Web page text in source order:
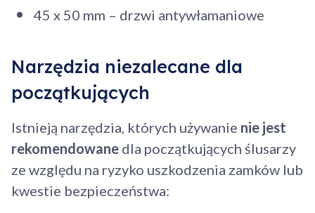
45 x 50 mm – drzwi antywłamaniowe
Narzędzia niezalecane dla
początkujących
Istnieją narzędzia, których używanie nie jest
rekomendowane dla początkujących ślusarzy
ze względu na ryzyko uszkodzenia zamków lub
kwestie bezpieczeństwa: